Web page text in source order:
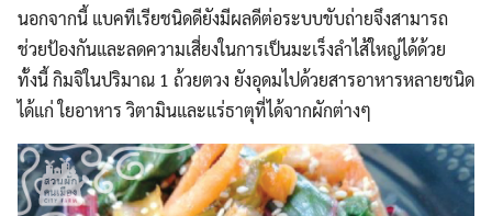
นอกจากนี้ แบคทีเรียชนิดดียังมีผลดีต่อระบบขับถ่ายจึงสามารถ
ช่วยป้องกันและลดความเสี่ยงในการเป็นมะเร็งลำไส้ใหญ่ได้ด้วย
ทั้งนี้ กิมจิในปริมาณ 1 ถ้วยตวง ยังอุดมไปด้วยสารอาหารหลายชนิด
ได้แก่ ใยอาหาร วิตามินและแร่ธาตุที่ได้จากผักต่างๆ